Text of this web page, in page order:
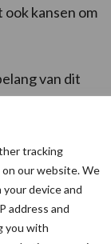
tracking
our website. We
device and
address and
you with
kansen om
van dit
en
bij door het